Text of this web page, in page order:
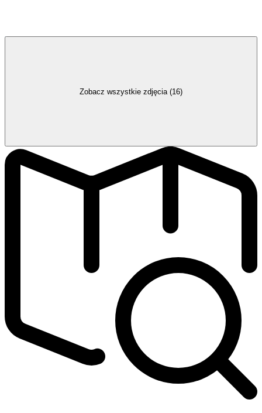
Zobacz wszystkie zdjęcia (16)